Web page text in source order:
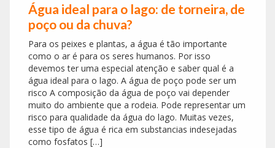
Água ideal para o lago: de torneira, de
poço ou da chuva?
Para os peixes e plantas, a água é tão importante
como o ar é para os seres humanos. Por isso
devemos ter uma especial atenção e saber qual é a
água ideal para o lago. A água de poço pode ser um
risco A composição da água de poço vai depender
muito do ambiente que a rodeia. Pode representar um
risco para qualidade da água do lago. Muitas vezes,
esse tipo de água é rica em substancias indesejadas
como fosfatos […]